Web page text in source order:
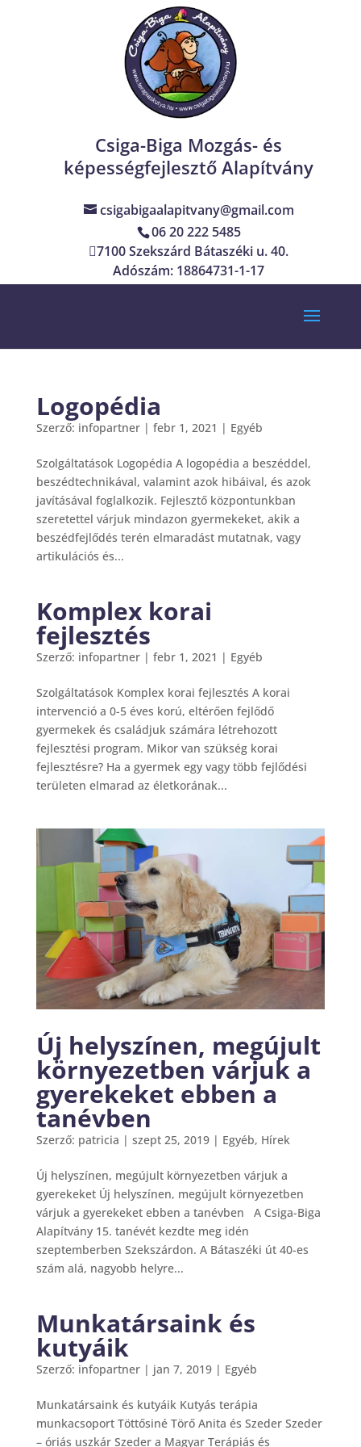
Csiga-Biga Mozgás- és
képességfejlesztő Alapítvány
csigabigaalapitvany@gmail.com
06 20 222 5485
7100 Szekszárd Bátaszéki u. 40.
Adószám: 18864731-1-17
Logopédia
Szerző: infopartner| febr 1, 2021 | Egyéb
Szolgáltatások Logopédia A logopédia a beszéddel,
beszédtechnikával, valamint azok hibáival, és azok
javításával foglalkozik. Fejlesztő központunkban
szeretettel várjuk mindazon gyermekeket, akik a
beszédfejlődés terén elmaradást mutatnak, vagy
artikulációs és...
Komplex korai
fejlesztés
Szerző: infopartner| febr 1, 2021 | Egyéb
Szolgáltatások Komplex korai fejlesztés A korai
intervenció a 0-5 éves korú, eltérően fejlődő
gyermekek és családjuk számára létrehozott
fejlesztési program. Mikor van szükség korai
fejlesztésre? Ha a gyermek egy vagy több fejlődési
területen elmarad az életkorának...
Új helyszínen, megújult
környezetben várjuk a
gyerekeket ebben a
tanévben
Szerző: patricia | szept 25, 2019| Egyéb, Hírek
Új helyszínen, megújult környezetben várjuk a
gyerekeket Új helyszínen, megújult környezetben
várjuk a gyerekeket ebben a tanévben A Csiga-Biga
Alapítvány 15. tanévét kezdte meg idén
szeptemberben Szekszárdon. A Bátaszéki út 40-es
szám alá, nagyobb helyre...
Munkatársaink és
kutyáik
Szerző: infopartner| jan 7, 2019| Egyéb
Munkatársaink és kutyáik Kutyás terápia
munkacsoport Töttősiné Törő Anita és Szeder Szeder
– óriás uszkár Szeder a Magyar Terápiás és